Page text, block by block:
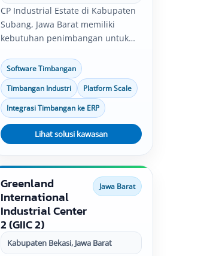
CP Industrial Estate di Kabupaten
Subang, Jawa Barat memiliki
kebutuhan penimbangan untuk
control, logistik, dan distribusi.
Solusi timbangan industri,
software timbangan, platform
scale, bench scale, serta integrasi
data timbang dapat disesuaikan
dengan kebutuhan operasional
perusahaan.
Software Timbangan
Timbangan Industri
Platform Scale
Integrasi Timbangan ke ERP
Lihat solusi kawasan
Greenland
International
Industrial Center
2 (GIIC 2)
Jawa Barat
Kabupaten Bekasi, Jawa Barat